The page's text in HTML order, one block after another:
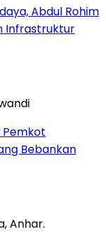
Abdul Rohim
Infrastruktur
Pemkot
Bebankan